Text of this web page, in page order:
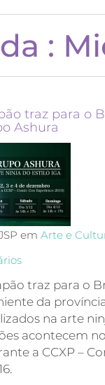
:
traz para o
Ashura
em Arte e
traz para o
da
na arte
acontecem
a CCXP –